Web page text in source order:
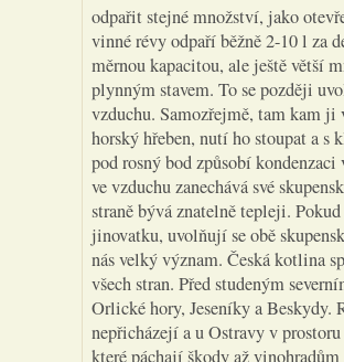
odpařit stejné množství, jako
vinné révy odpaří běžně 2-10 l za
měrnou kapacitou, ale ještě větší
plynným stavem. To se později
vzduchu. Samozřejmě, tam kam
horský hřeben, nutí ho stoupat a
pod rosný bod způsobí kondenzaci
ve vzduchu zanechává své
straně bývá znatelně tepleji.
jinovatku, uvolňují se obě
nás velký význam. Česká kotlina
všech stran. Před studeným
Orlické hory, Jeseníky a Beskydy.
nepřicházejí a u Ostravy v
které páchají škody až